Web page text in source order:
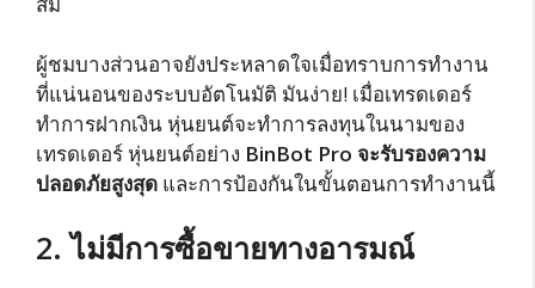
ผู้ชมบางส่วนอาจยังประหลาดใจเมื่อทราบการทำงาน
ที่แน่นอนของระบบอัตโนมัติ มันง่าย! เมื่อเทรดเดอร์
ทำการฝากเงิน หุ่นยนต์จะทำการลงทุนในนามของ
เทรดเดอร์ หุ่นยนต์อย่าง BinBot Pro จะรับรองความ
ปลอดภัยสูงสุด และการป้องกันในขั้นตอนการทำงานนี้
2. ไม่มีการซื้อขายทางอารมณ์